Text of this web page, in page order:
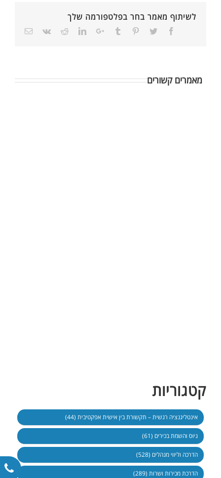
לשיתוף מאמר בחר בפלטפורמה שלך
מאמרים קשורים
קטגוריות
אינטליגנציה רגשית – תקשורת בין אישית אפקטיבית (44)
גיוס והשמת בכירים (61)
הדרכה וליווי מנהלים (528)
הדרכת מכירות ושרות (289)